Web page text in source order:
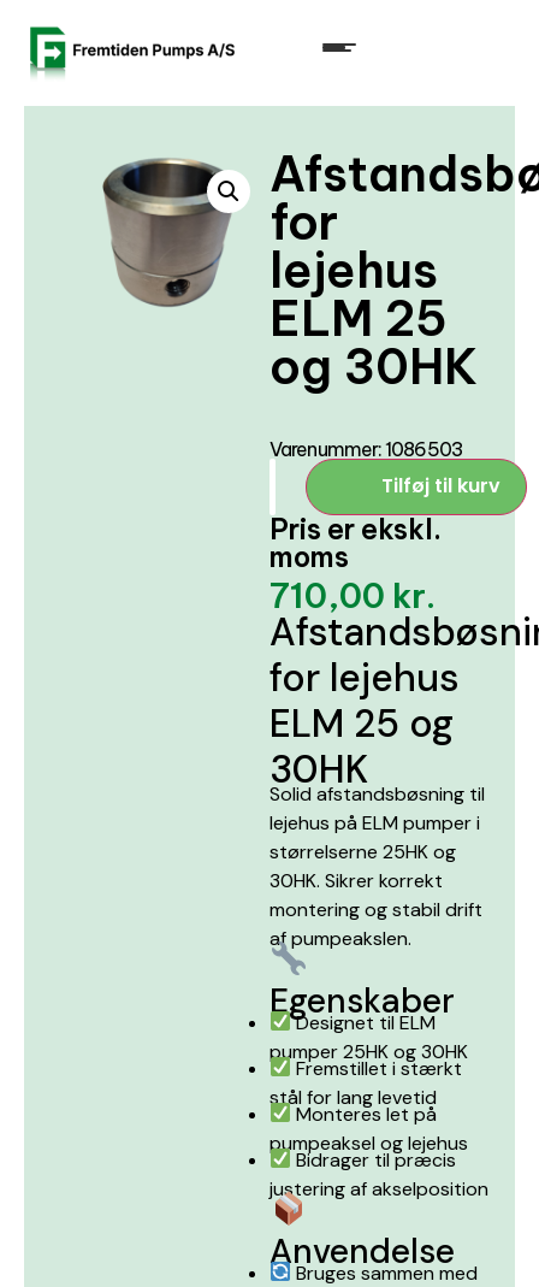
for
lejehus
ELM 25
og 30HK
Varenummer: 1086503
Pris er ekskl.
moms
710,00 kr.
for lejehus
ELM 25 og
30HK
Solid afstandsbøsning til
lejehus på ELM pumper i
størrelserne 25HK og
30HK. Sikrer korrekt
montering og stabil drift
af pumpeakslen.
Egenskaber
Designet til ELM
pumper 25HK og 30HK
Fremstillet i stærkt
stål for lang levetid
Monteres let på
pumpeaksel og lejehus
Bidrager til præcis
justering af akselposition
Anvendelse
Bruges sammen med
Tilføj til kurv